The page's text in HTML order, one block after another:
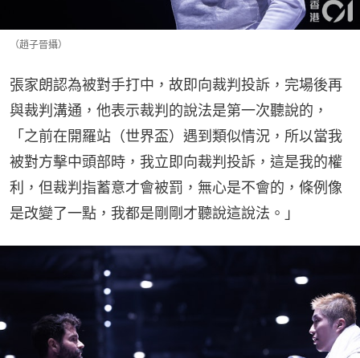
（趙子晉攝）
張家朗認為被對手打中，故即向裁判投訴，完場後再
與裁判溝通，他表示裁判的說法是第一次聽說的，
「之前在開羅站（世界盃）遇到類似情況，所以當我
被對方擊中頭部時，我立即向裁判投訴，這是我的權
利，但裁判指蓄意才會被罰，無心是不會的，條例像
是改變了一點，我都是剛剛才聽說這說法。」